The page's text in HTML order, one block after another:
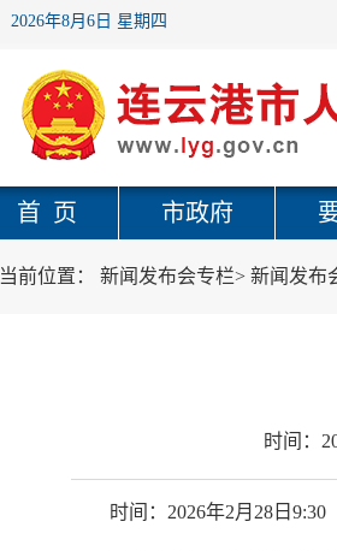
2026年8月6日 星期四
首 页 市政府
当前位置： 新闻发布会专栏> 新闻发布
时间：
时间：2026年2月28日9:30